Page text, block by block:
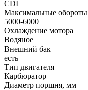
CDI
Максимальные обороты
5000-6000
Охлаждение мотора
Водяное
Внешний бак
есть
Тип двигателя
Карбюратор
Диаметр поршня, мм